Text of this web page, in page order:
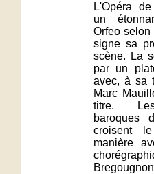
L'Opéra
un
Orfeo selon
signe sa
scène. La
par un
avec, à sa
Marc
titre.
baroques
croisent
manière